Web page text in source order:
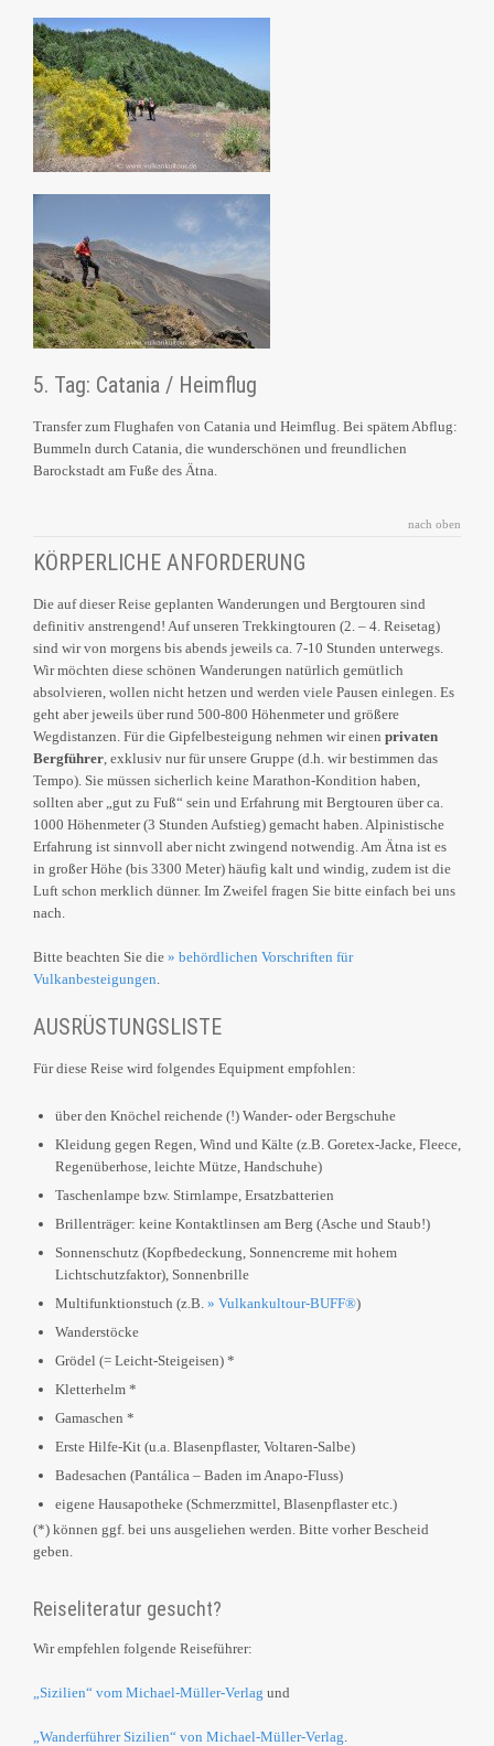
5. Tag: Catania / Heimflug
Transfer zum Flughafen von Catania und Heimflug. Bei spätem Abflug:
Bummeln durch Catania, die wunderschönen und freundlichen
Barockstadt am Fuße des Ätna.
nach oben
KÖRPERLICHE ANFORDERUNG
Die auf dieser Reise geplanten Wanderungen und Bergtouren sind
definitiv anstrengend! Auf unseren Trekkingtouren (2. – 4. Reisetag)
sind wir von morgens bis abends jeweils ca. 7-10 Stunden unterwegs.
Wir möchten diese schönen Wanderungen natürlich gemütlich
absolvieren, wollen nicht hetzen und werden viele Pausen einlegen. Es
geht aber jeweils über rund 500-800 Höhenmeter und größere
Wegdistanzen. Für die Gipfelbesteigung nehmen wir einen privaten
Bergführer , exklusiv nur für unsere Gruppe (d.h. wir bestimmen das
Tempo). Sie müssen sicherlich keine Marathon-Kondition haben,
sollten aber „gut zu Fuß“ sein und Erfahrung mit Bergtouren über ca.
1000 Höhenmeter (3 Stunden Aufstieg) gemacht haben. Alpinistische
Erfahrung ist sinnvoll aber nicht zwingend notwendig. Am Ätna ist es
in großer Höhe (bis 3300 Meter) häufig kalt und windig, zudem ist die
Luft schon merklich dünner. Im Zweifel fragen Sie bitte einfach bei uns
nach.
Bitte beachten Sie die » behördlichen Vorschriften für
Vulkanbesteigungen
AUSRÜSTUNGSLISTE
Für diese Reise wird folgendes Equipment empfohlen:
über den Knöchel reichende (!) Wander- oder Bergschuhe
Kleidung gegen Regen, Wind und Kälte (z.B. Goretex-Jacke, Fleece,
Regenüberhose, leichte Mütze, Handschuhe)
Taschenlampe bzw. Stirnlampe, Ersatzbatterien
Brillenträger: keine Kontaktlinsen am Berg (Asche und Staub!)
Sonnenschutz (Kopfbedeckung, Sonnencreme mit hohem
Lichtschutzfaktor), Sonnenbrille
Multifunktionstuch (z.B. » Vulkankultour-BUFF®)
Wanderstöcke
Grödel (= Leicht-Steigeisen) *
Kletterhelm *
Gamaschen *
Erste Hilfe-Kit (u.a. Blasenpflaster, Voltaren-Salbe)
Badesachen (Pantálica – Baden im Anapo-Fluss)
eigene Hausapotheke (Schmerzmittel, Blasenpflaster etc.)
(*) können ggf. bei uns ausgeliehen werden. Bitte vorher Bescheid
geben.
Reiseliteratur gesucht?
Wir empfehlen folgende Reiseführer:
„Sizilien“ vom Michael-Müller-Verlag und
„Wanderführer Sizilien“ von Michael-Müller-Verlag